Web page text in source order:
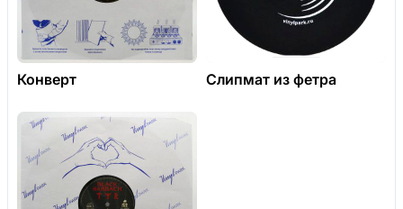
Конверт Слипмат из фетра